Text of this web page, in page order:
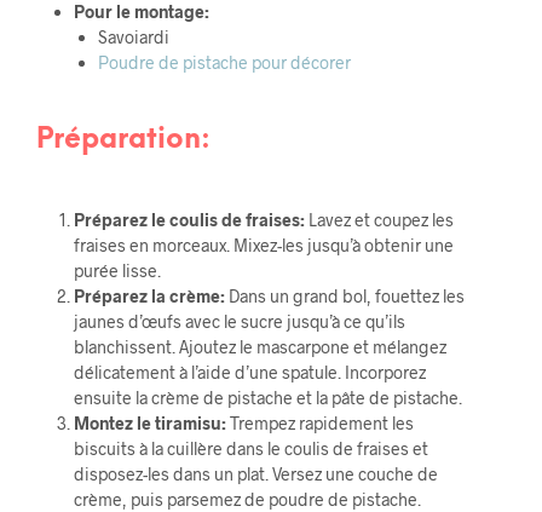
Pour le montage:
Savoiardi
Poudre de pistache pour décorer
Préparation:
Préparez le coulis de fraises:Lavez et coupez les
fraises en morceaux. Mixez-les jusqu’à obtenir une
purée lisse.
Préparez la crème:Dans un grand bol, fouettez les
jaunes d’œufs avec le sucre jusqu’à ce qu’ils
blanchissent. Ajoutez le mascarpone et mélangez
délicatement à l’aide d’une spatule. Incorporez
ensuite la crème de pistache et la pâte de pistache.
Montez le tiramisu:Trempez rapidement les
biscuits à la cuillère dans le coulis de fraises et
disposez-les dans un plat. Versez une couche de
crème, puis parsemez de poudre de pistache.